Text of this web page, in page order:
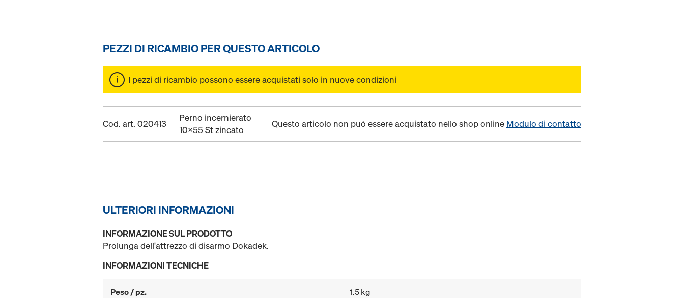
PEZZI DI RICAMBIO PER QUESTO ARTICOLO
I pezzi di ricambio possono essere acquistati solo in nuove condizioni
Cod. art. 020413
Perno incernierato
10x55 St zincato
Questo articolo non può essere acquistato nello shop online Modulo di contatto
ULTERIORI INFORMAZIONI
INFORMAZIONE SUL PRODOTTO
Prolunga dell'attrezzo di disarmo Dokadek.
INFORMAZIONI TECNICHE
Peso / pz. 1.5 kg